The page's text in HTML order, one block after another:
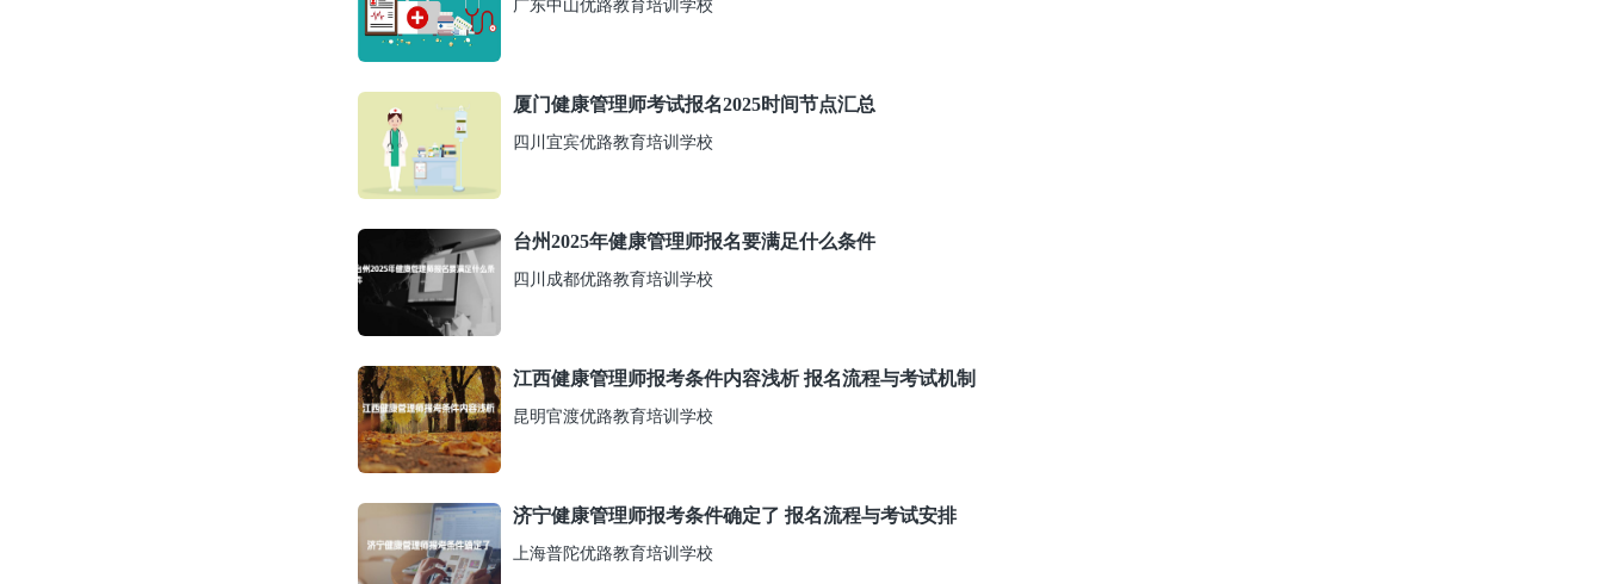
广东中山优路教育培训学校
厦门健康管理师考试报名2025时间节点汇总
四川宜宾优路教育培训学校
台州2025年健康管理师报名要满足什么条件
四川成都优路教育培训学校
江西健康管理师报考条件内容浅析 报名流程与考试机制
昆明官渡优路教育培训学校
济宁健康管理师报考条件确定了 报名流程与考试安排
上海普陀优路教育培训学校